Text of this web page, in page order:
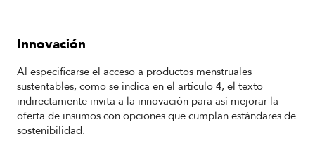
Innovación
Al especificarse el acceso a productos menstruales
sustentables, como se indica en el artículo 4, el texto
indirectamente invita a la innovación para así mejorar la
oferta de insumos con opciones que cumplan estándares de
sostenibilidad.